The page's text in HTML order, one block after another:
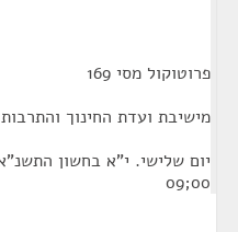
פרוטוקול מסי 169
מישיבת ועדת החינוך והתרבות
00;09